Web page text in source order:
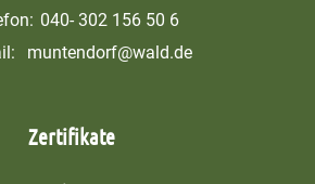
040- 302 156 50 6
muntendorf@wald.de
Zertifikate